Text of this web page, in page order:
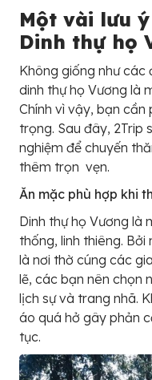
Một vài lưu
Dinh thự họ
Không giống như các
dinh thự họ Vương là
Chính vì vậy, bạn cần
trọng. Sau đây, 2Trip
nghiệm để chuyến
thêm trọn vẹn.
Ăn mặc phù hợp khi
Dinh thự họ Vương là
thống, linh thiêng.
là nơi thờ cúng các
lẽ, các bạn nên chọn
lịch sự và trang nhã.
áo quá hở gây phản
tục.